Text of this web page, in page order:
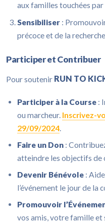
aux familles touchées
Sensibiliser :
précoce et de la
Participer et Contribuer
Pour soutenir RUN TO
Participer à la Course :
ou marcheur. Inscrivez-
29/09/2024
Faire un Don :
atteindre les objectifs de
Devenir Bénévole :
l’événement le jour de la
Promouvoir
vos amis, votre famille et